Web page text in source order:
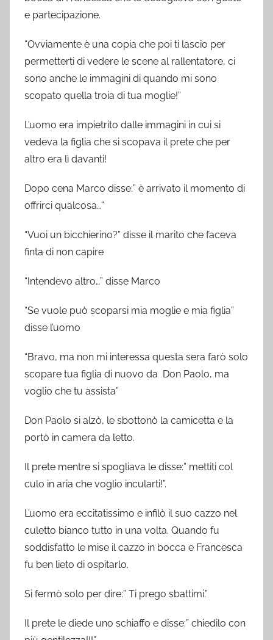
e partecipazione.
“Ovviamente è una copia che poi ti lascio per
permetterti di vedere le scene al rallentatore, ci
sono anche le immagini di quando mi sono
scopato quella troia di tua moglie!”
L’uomo era impietrito dalle immagini in cui si
vedeva la figlia che si scopava il prete che per
altro era lì davanti!
Dopo cena Marco disse:” è arrivato il momento di
offrirci qualcosa…”
“Vuoi un bicchierino?” disse il marito che faceva
finta di non capire
“Intendevo altro…” disse Marco
“Se vuole può scoparsi mia moglie e mia figlia”
disse l’uomo
“Bravo, ma non mi interessa questa sera farò solo
scopare tua figlia di nuovo da Don Paolo, ma
voglio che tu assista”
Don Paolo si alzò, le sbottonò la camicetta e la
portò in camera da letto.
Il prete mentre si spogliava le disse:” mettiti col
culo in aria che voglio incularti!”.
L’uomo era eccitatissimo e infilò il suo cazzo nel
culetto bianco tutto in una volta. Quando fu
soddisfatto le mise il cazzo in bocca e Francesca
fu ben lieto di ospitarlo.
Si fermò solo per dire:” Ti prego sbattimi.”
Il prete le diede uno schiaffo e disse:” chiedilo con